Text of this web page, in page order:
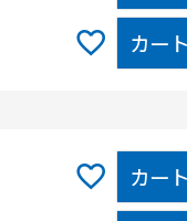
カー
カー